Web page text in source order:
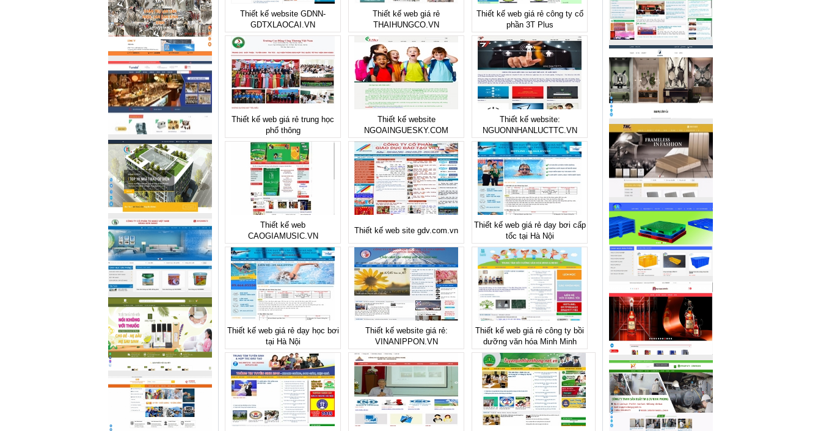
Thiết kế website GDNN-
GDTXLAOCAI.VN
Thiết kế web giá rẻ
THAIHUNGCO.VN
Thiết kế web giá rẻ công ty cổ
phần 3T Plus
Thiết kế web giá rẻ trung học
phổ thông
Thiết kế website
NGOAINGUESKY.COM
Thiết kế website:
NGUONNHANLUCTTC.VN
Thiết kế web
CAOGIAMUSIC.VN
Thiết kế web site gdv.com.vn
Thiết kế web giá rẻ dạy bơi cấp
tốc tại Hà Nội
Thiết kế web giá rẻ dạy học bơi
tại Hà Nội
Thiết kế website giá rẻ:
VINANIPPON.VN
Thiết kế web giá rẻ công ty bồi
dưỡng văn hóa Minh Minh